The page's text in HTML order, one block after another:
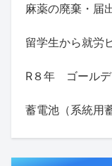
麻薬の廃棄・届
留学生から就労
R８年 ゴールデ
蓄電池（系統用